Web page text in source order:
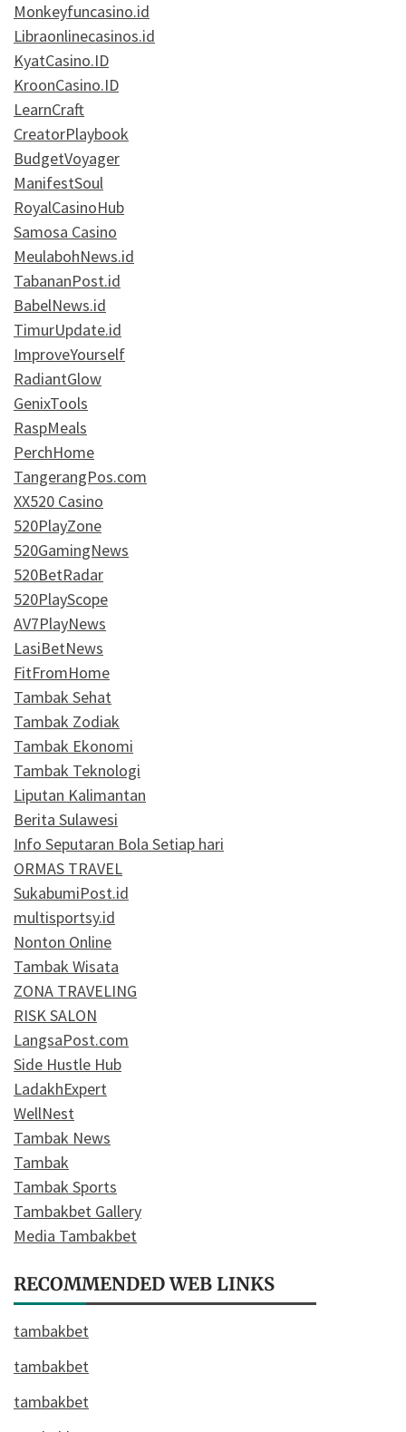
Monkeyfuncasino.id
Libraonlinecasinos.id
KyatCasino.ID
KroonCasino.ID
LearnCraft
CreatorPlaybook
BudgetVoyager
ManifestSoul
RoyalCasinoHub
Samosa Casino
MeulabohNews.id
TabananPost.id
BabelNews.id
TimurUpdate.id
ImproveYourself
RadiantGlow
GenixTools
RaspMeals
PerchHome
TangerangPos.com
XX520 Casino
520PlayZone
520GamingNews
520BetRadar
520PlayScope
AV7PlayNews
LasiBetNews
FitFromHome
Tambak Sehat
Tambak Zodiak
Tambak Ekonomi
Tambak Teknologi
Liputan Kalimantan
Berita Sulawesi
Info Seputaran Bola Setiap hari
ORMAS TRAVEL
SukabumiPost.id
multisportsy.id
Nonton Online
Tambak Wisata
ZONA TRAVELING
RISK SALON
LangsaPost.com
Side Hustle Hub
LadakhExpert
WellNest
Tambak News
Tambak
Tambak Sports
Tambakbet Gallery
Media Tambakbet
RECOMMENDED WEB LINKS
tambakbet
tambakbet
tambakbet